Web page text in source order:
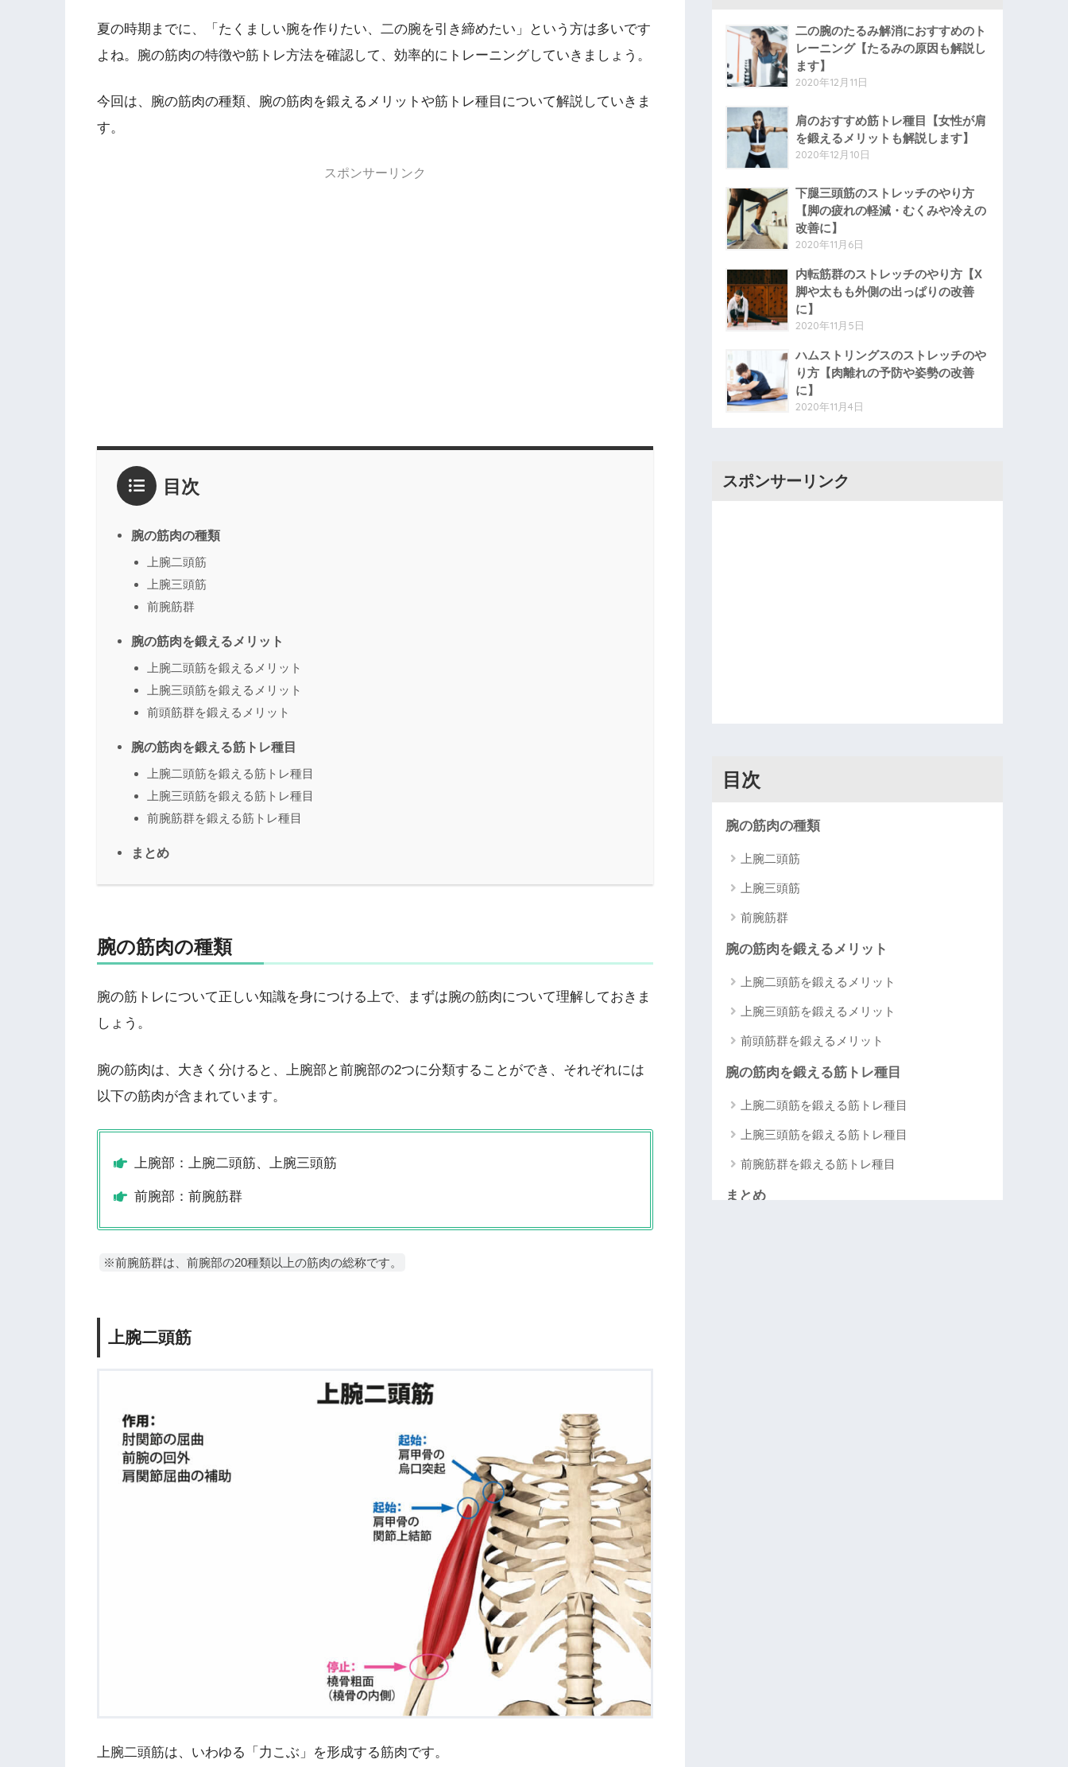
夏の時期までに、「たくましい腕を作りたい、二の腕を引き締めたい」という方は多いです
よね。腕の筋肉の特徴や筋トレ方法を確認して、効率的にトレーニングしていきましょう。
今回は、腕の筋肉の種類、腕の筋肉を鍛えるメリットや筋トレ種目について解説していきま
す。
スポンサーリンク
目次
腕の筋肉の種類
上腕二頭筋
上腕三頭筋
前腕筋群
腕の筋肉を鍛えるメリット
上腕二頭筋を鍛えるメリット
上腕三頭筋を鍛えるメリット
前頭筋群を鍛えるメリット
腕の筋肉を鍛える筋トレ種目
上腕二頭筋を鍛える筋トレ種目
上腕三頭筋を鍛える筋トレ種目
前腕筋群を鍛える筋トレ種目
まとめ
腕の筋肉の種類
腕の筋トレについて正しい知識を身につける上で、まずは腕の筋肉について理解しておきま
しょう。
腕の筋肉は、大きく分けると、上腕部と前腕部の2つに分類することができ、それぞれには
以下の筋肉が含まれています。
上腕部：上腕二頭筋、上腕三頭筋
前腕部：前腕筋群
※前腕筋群は、前腕部の20種類以上の筋肉の総称です。
上腕二頭筋
上腕二頭筋は、いわゆる「力こぶ」を形成する筋肉です。
二の腕のたるみ解消におすすめのト
レーニング【たるみの原因も解説し
ます】
2020年12月11日
肩のおすすめ筋トレ種目【女性が肩
を鍛えるメリットも解説します】
2020年12月10日
下腿三頭筋のストレッチのやり方
【脚の疲れの軽減・むくみや冷えの
改善に】
2020年11月6日
内転筋群のストレッチのやり方【X
脚や太もも外側の出っぱりの改善
に】
2020年11月5日
ハムストリングスのストレッチのや
り方【肉離れの予防や姿勢の改善
に】
2020年11月4日
スポンサーリンク
目次
腕の筋肉の種類
上腕二頭筋
上腕三頭筋
前腕筋群
腕の筋肉を鍛えるメリット
上腕二頭筋を鍛えるメリット
上腕三頭筋を鍛えるメリット
前頭筋群を鍛えるメリット
腕の筋肉を鍛える筋トレ種目
上腕二頭筋を鍛える筋トレ種目
上腕三頭筋を鍛える筋トレ種目
前腕筋群を鍛える筋トレ種目
まとめ